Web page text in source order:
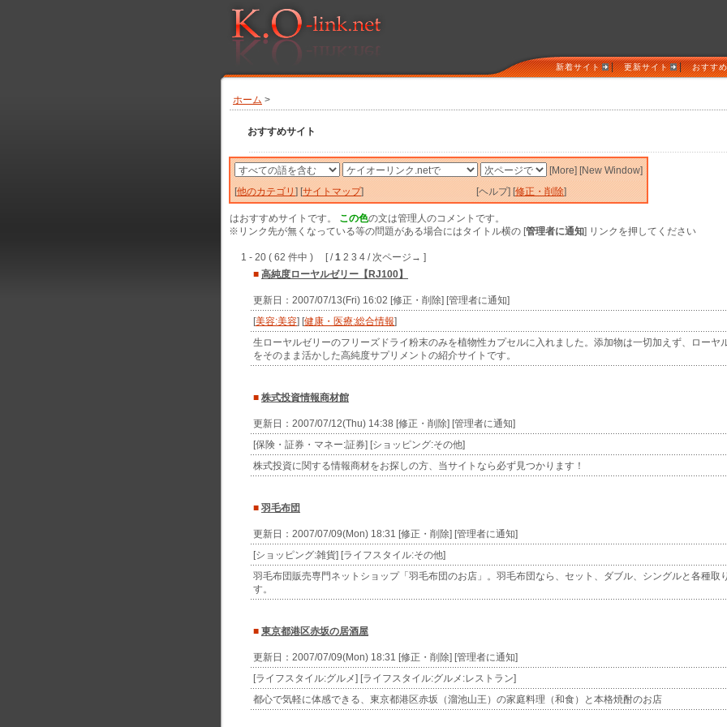
新着サイト | 更新サイト | おすす
ホーム >
おすすめサイト
[More] [New Window]
[他のカテゴリ ] [サイトマップ] [ヘルプ] [修正・削除]
はおすすめサイトです。 この色の文は管理人のコメントです。
※リンク先が無くなっている等の問題がある場合にはタイトル横の [管理者に通知] リンクを押してください
1 - 20 ( 62 件中 ) [ /1 2 3 4 / 次ページ→ ]
■ 高純度ローヤルゼリー【RJ100】
更新日：2007/07/13(Fri) 16:02 [修正・削除] [管理者に通知]
[美容:美容] [健康・医療:総合情報]
生ローヤルゼリーのフリーズドライ粉末のみを植物性カプセルに入れました。添加物は一切加えず、ローヤ
をそのまま活かした高純度サプリメントの紹介サイトです。
■ 株式投資情報商材館
更新日：2007/07/12(Thu) 14:38 [修正・削除] [管理者に通知]
[保険・証券・マネー:証券] [ショッピング:その他]
株式投資に関する情報商材をお探しの方、当サイトなら必ず見つかります！
■ 羽毛布団
更新日：2007/07/09(Mon) 18:31 [修正・削除] [管理者に通知]
[ショッピング:雑貨] [ライフスタイル:その他]
羽毛布団販売専門ネットショップ「羽毛布団のお店」。羽毛布団なら、セット、ダブル、シングルと各種取
す。
■ 東京都港区赤坂の居酒屋
更新日：2007/07/09(Mon) 18:31 [修正・削除] [管理者に通知]
[ライフスタイル:グルメ] [ライフスタイル:グルメ:レストラン]
都心で気軽に体感できる、東京都港区赤坂（溜池山王）の家庭料理（和食）と本格焼酎のお店